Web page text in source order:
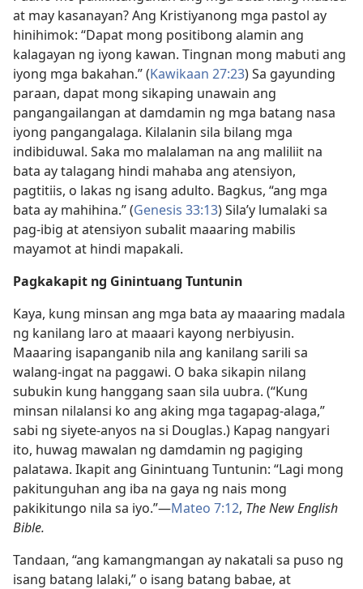
at may kasanayan? Ang Kristiyanong mga pastol ay
hinihimok: “Dapat mong positibong alamin ang
kalagayan ng iyong kawan. Tingnan mong mabuti ang
iyong mga bakahan.” (Kawikaan 27:23) Sa gayunding
paraan, dapat mong sikaping unawain ang
pangangailangan at damdamin ng mga batang nasa
iyong pangangalaga. Kilalanin sila bilang mga
indibiduwal. Saka mo malalaman na ang maliliit na
bata ay talagang hindi mahaba ang atensiyon,
pagtitiis, o lakas ng isang adulto. Bagkus, “ang mga
bata ay mahihina.” (Genesis 33:13) Sila’y lumalaki sa
pag-ibig at atensiyon subalit maaaring mabilis
mayamot at hindi mapakali.
Pagkakapit ng Ginintuang Tuntunin
Kaya, kung minsan ang mga bata ay maaaring madala
ng kanilang laro at maaari kayong nerbiyusin.
Maaaring isapanganib nila ang kanilang sarili sa
walang-ingat na paggawi. O baka sikapin nilang
subukin kung hanggang saan sila uubra. (“Kung
minsan nilalansi ko ang aking mga tagapag-alaga,”
sabi ng siyete-anyos na si Douglas.) Kapag nangyari
ito, huwag mawalan ng damdamin ng pagiging
palatawa. Ikapit ang Ginintuang Tuntunin: “Lagi mong
pakitunguhan ang iba na gaya ng nais mong
pakikitungo nila sa iyo.”​—Mateo 7:12, The New English
Bible.
Tandaan, “ang kamangmangan ay nakatali sa puso ng
isang batang lalaki,” o isang batang babae, at